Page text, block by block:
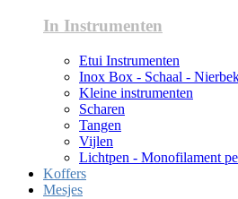
In Instrumenten
Etui Instrumenten
Inox Box - Schaal -
Kleine instrumenten
Scharen
Tangen
Vijlen
Lichtpen - Monofilament
Koffers
Mesjes